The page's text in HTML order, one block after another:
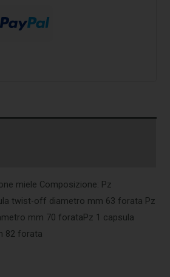
miele Composizione: Pz
twist-off diametro mm 63 forata Pz
mm 70 forataPz 1 capsula
82 forata